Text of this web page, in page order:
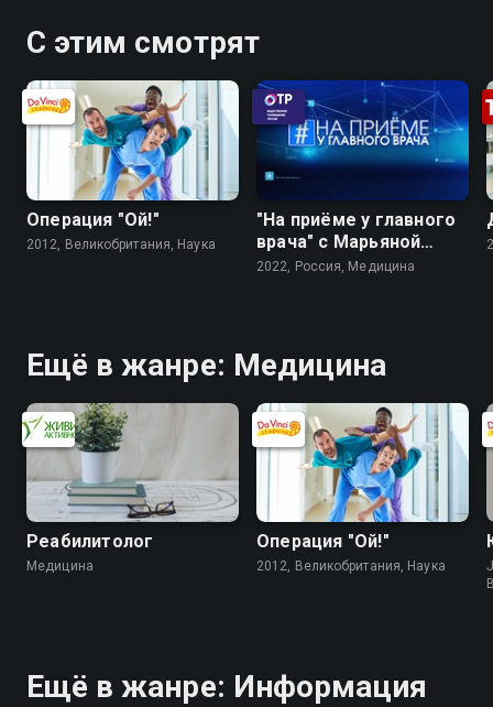
С этим смотрят
Операция "Ой!"
2012, Великобритания, Наука
"На приёме у главного
врача" с Марьяной
Лысенко
2022, Россия, Медицина
Ещё в жанре: Медицина
Реабилитолог
Медицина
Операция "Ой!"
2012, Великобритания, Наука
Ещё в жанре: Информация